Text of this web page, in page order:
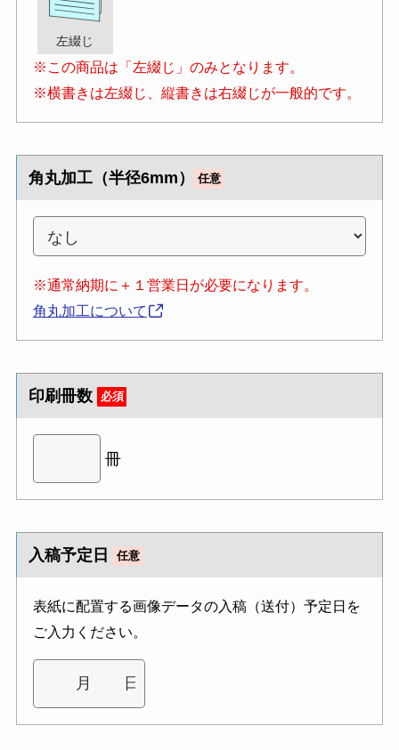
左綴じ
※この商品は「左綴じ」のみとなります。
※横書きは左綴じ、縦書きは右綴じが一般的です。
角丸加工（半径6mm） 任意
※通常納期に＋１営業日が必要になります。
角丸加工について
印刷冊数 必須
冊
入稿予定日 任意
表紙に配置する画像データの入稿（送付）予定日を
ご入力ください。